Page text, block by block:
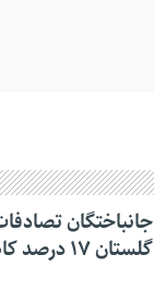
جانباختگان
گلستان ۱۷ درصد کاهش یافت